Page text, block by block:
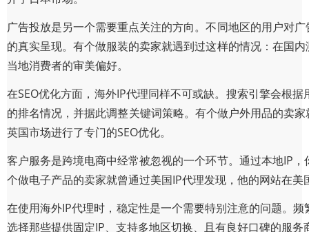
广告投放是另一个需要重点关注的方向。不同地区的用户对
的真实呈现。有个做服装的卖家就遇到过这样的情况：在国
当地消费者的审美偏好。
在SEO优化方面，海外IP代理同样不可或缺。搜索引擎会根
的排名情况，并据此调整关键词策略。有个做户外用品的卖
英国市场进行了专门的SEO优化。
客户服务是跨境电商中经常被忽视的一个环节。通过本地IP
个做电子产品的卖家就曾通过美国IP代理发现，他的网站在
在使用海外IP代理时，稳定性是一个需要特别注意的问题。
选择那些提供固定IP、支持多地区切换、且有良好口碑的服务